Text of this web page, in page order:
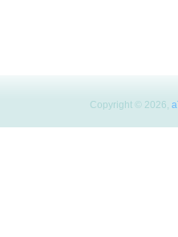
Copyright © 2026,